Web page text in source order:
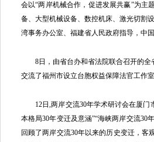
会以“两岸机械合作，促进发展共赢”为主
备、大型机械设备、数控机床、激光切割
湾事务办公室、福建省人民政府指导，中
8日，由省台办和省法院联合召开的全
交流了福州市设立台胞权益保障法官工作
12日,两岸交流30年学术研讨会在厦门
本格局30年变迁及意涵”“海峡两岸交流30
回顾了两岸交流30年以来的历史变迁，客